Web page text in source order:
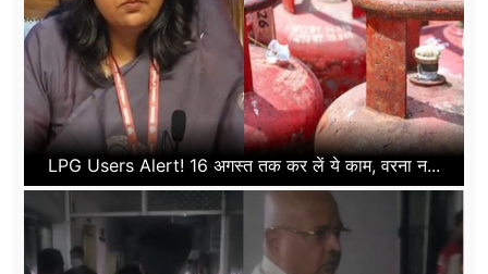
LPG Users Alert! 16 अगस्त तक कर लें ये काम, वरना न...